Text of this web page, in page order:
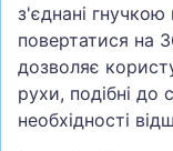
з'єднані
повертатися на
дозволяє
рухи, подібні до
необхідності